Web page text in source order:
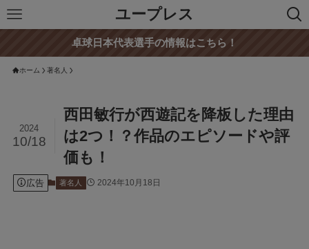
ユープレス
卓球日本代表選手の情報はこちら！
ホーム 著名人
西田敏行が西遊記を降板した理由
は2つ！？作品のエピソードや評
価も！
2024
10/18
広告 著名人 2024年10月18日